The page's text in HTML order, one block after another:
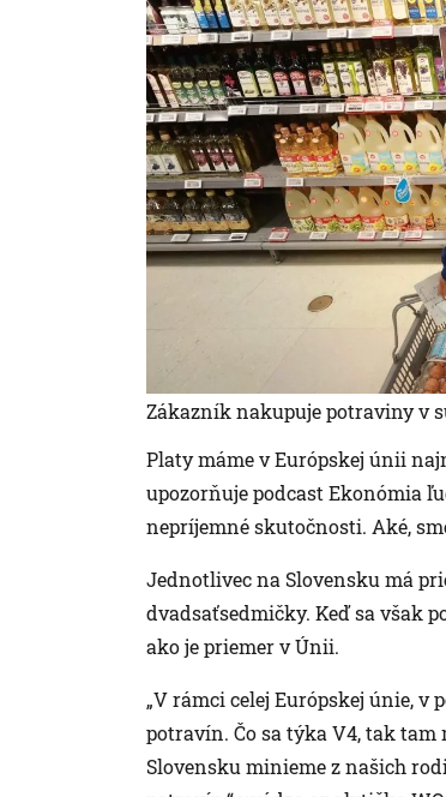
Zákazník nakupuje potraviny v
Platy máme v Európskej únii
upozorňuje podcast Ekonómia
nepríjemné skutočnosti. Aké,
Jednotlivec na Slovensku má
dvadsaťsedmičky. Keď sa však
ako je priemer v Únii.
„V rámci celej Európskej únie, v
potravín. Čo sa týka V4, tak tam
Slovensku minieme z našich